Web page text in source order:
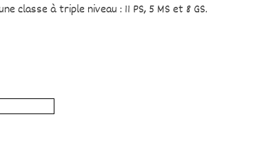
classe à triple niveau : 11 PS, 5 MS et 8 GS.